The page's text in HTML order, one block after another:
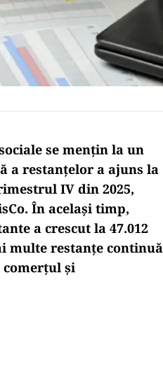
se mențin la un
a restanțelor a ajuns la
IV din 2025,
În același timp,
a crescut la 47.012
multe restanțe continuă
și